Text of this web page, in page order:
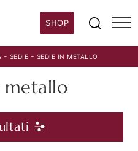
SHOP
- SEDIE - SEDIE IN METALLO
metallo